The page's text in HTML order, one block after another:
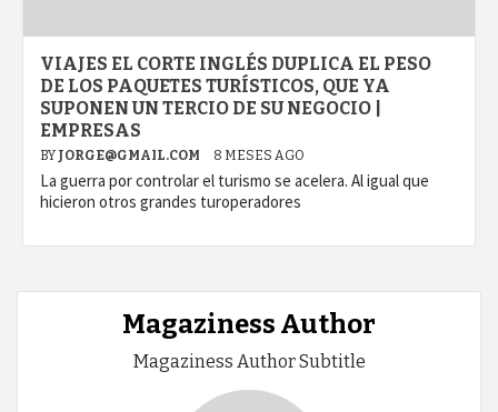
VIAJES EL CORTE INGLÉS DUPLICA EL PESO
DE LOS PAQUETES TURÍSTICOS, QUE YA
SUPONEN UN TERCIO DE SU NEGOCIO |
EMPRESAS
BY JORGE@GMAIL.COM 8 MESES AGO
La guerra por controlar el turismo se acelera. Al igual que
hicieron otros grandes turoperadores
Magaziness Author
Magaziness Author Subtitle